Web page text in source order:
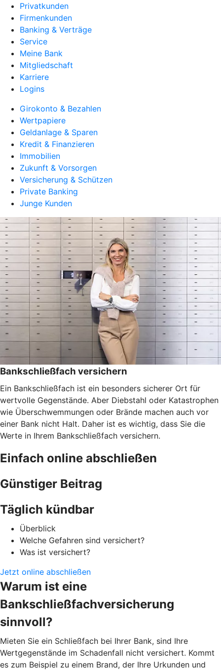
Privatkunden
Firmenkunden
Banking & Verträge
Service
Meine Bank
Mitgliedschaft
Karriere
Logins
Girokonto & Bezahlen
Wertpapiere
Geldanlage & Sparen
Kredit & Finanzieren
Immobilien
Zukunft & Vorsorgen
Versicherung & Schützen
Private Banking
Junge Kunden
Bankschließfach versichern
Ein Bankschließfach ist ein besonders sicherer Ort für
wertvolle Gegenstände. Aber Diebstahl oder Katastrophen
wie Überschwemmungen oder Brände machen auch vor
einer Bank nicht Halt. Daher ist es wichtig, dass Sie die
Werte in Ihrem Bankschließfach versichern.
Einfach online abschließen
Günstiger Beitrag
Täglich kündbar
Überblick
Welche Gefahren sind versichert?
Was ist versichert?
Jetzt online abschließen
Warum ist eine
Bankschließfachversicherung
sinnvoll?
Mieten Sie ein Schließfach bei Ihrer Bank, sind Ihre
Wertgegenstände im Schadenfall nicht versichert. Kommt
es zum Beispiel zu einem Brand, der Ihre Urkunden und